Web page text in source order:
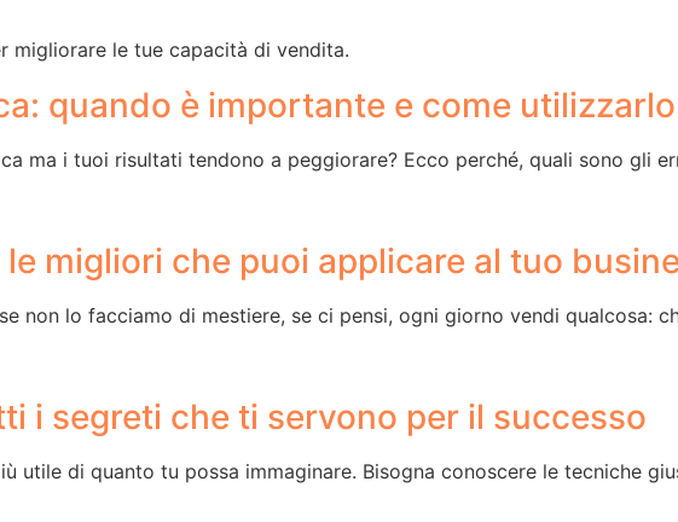
migliorare le tue capacità di vendita.
quando è importante e come utilizzarlo
ma i tuoi risultati tendono a peggiorare? Ecco perché, quali sono gli
migliori che puoi applicare al tuo
non lo facciamo di mestiere, se ci pensi, ogni giorno vendi qualcosa:
i segreti che ti servono per il successo
utile di quanto tu possa immaginare. Bisogna conoscere le tecniche